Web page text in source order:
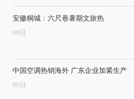
安徽桐城：六尺巷暑期文旅热
09 日
中国空调热销海外 广东企业加紧生产
09 日